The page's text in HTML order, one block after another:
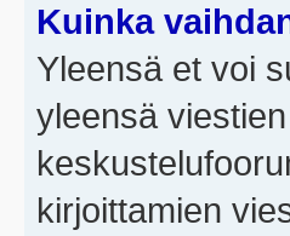
Kuinka
Yleensä et voi
yleensä
kirjoittamien